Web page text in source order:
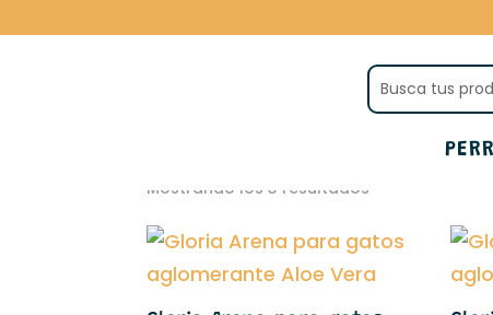
/ Productos etiquetados
arena para gatos
Mostrando los 3 resultados